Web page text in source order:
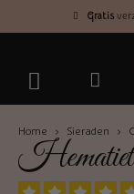
Gratis
Home › Sieraden ›
Hematiet